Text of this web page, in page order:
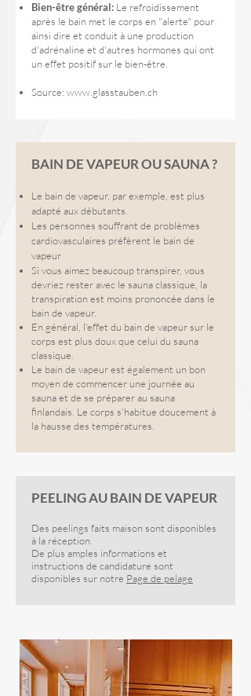
Bien-être général: Le refroidissement
après le bain met le corps en "alerte" pour
ainsi dire et conduit à une production
d'adrénaline et d'autres hormones qui ont
un effet positif sur le bien-être.
Source: www.glasstauben.ch
BAIN DE VAPEUR OU SAUNA ?
Le bain de vapeur, par exemple, est plus
adapté aux débutants.
Les personnes souffrant de problèmes
cardiovasculaires préfèrent le bain de
vapeur
Si vous aimez beaucoup transpirer, vous
devriez rester avec le sauna classique, la
transpiration est moins prononcée dans le
bain de vapeur.
En général, l'effet du bain de vapeur sur le
corps est plus doux que celui du sauna
classique.
Le bain de vapeur est également un bon
moyen de commencer une journée au
sauna et de se préparer au sauna
finlandais. Le corps s'habitue doucement à
la hausse des températures.
PEELING AU BAIN DE VAPEUR
Des peelings faits maison sont disponibles
à la réception.
De plus amples informations et
instructions de candidature sont
disponibles sur notre Page de pelage